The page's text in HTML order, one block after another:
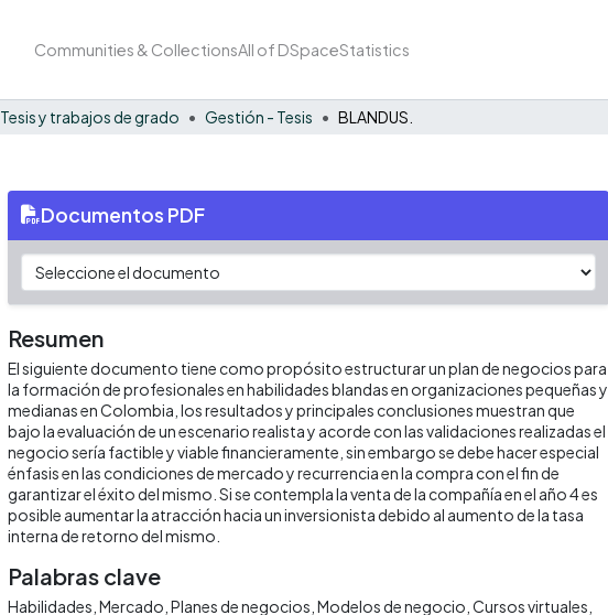
Communities & CollectionsAll of DSpaceStatistics
Tesis y trabajos de grado Gestión - Tesis BLANDUS.
Documentos PDF
Resumen
El siguiente documento tiene como propósito estructurar un plan de negocios para
la formación de profesionales en habilidades blandas en organizaciones pequeñas y
medianas en Colombia, los resultados y principales conclusiones muestran que
bajo la evaluación de un escenario realista y acorde con las validaciones realizadas el
negocio sería factible y viable financieramente, sin embargo se debe hacer especial
énfasis en las condiciones de mercado y recurrencia en la compra con el fin de
garantizar el éxito del mismo. Si se contempla la venta de la compañía en el año 4 es
posible aumentar la atracción hacia un inversionista debido al aumento de la tasa
interna de retorno del mismo.
Palabras clave
Habilidades Mercado Planes de negocios Modelos de negocio Cursos virtuales